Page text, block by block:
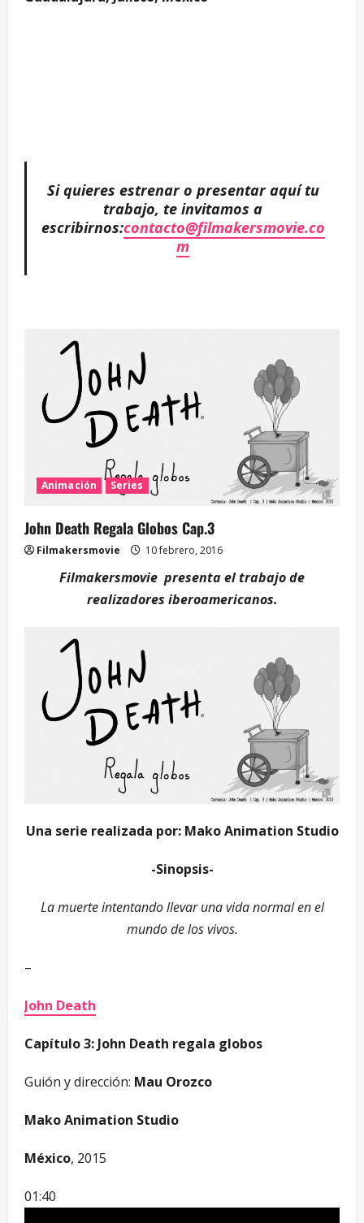
Si quieres estrenar o presentar aquí tu
trabajo, te invitamos a
escribirnos:contacto@filmakersmovie.co
m
Animación Series
John Death Regala Globos Cap.3
Filmakersmovie 10 febrero, 2016
Filmakersmovie presenta el trabajo de
realizadores iberoamericanos.
Una serie realizada por: Mako Animation Studio
-Sinopsis-
La muerte intentando llevar una vida normal en el
mundo de los vivos.
–
John Death
Capítulo 3: John Death regala globos
Guión y dirección: Mau Orozco
Mako Animation Studio
México, 2015
01:40